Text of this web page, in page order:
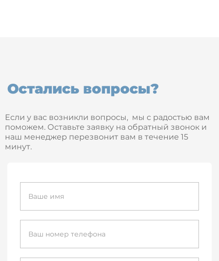
Остались вопросы?
Если у вас возникли вопросы, мы с радостью вам
поможем. Оставьте заявку на обратный звонок и
наш менеджер перезвонит вам в течение 15
минут.